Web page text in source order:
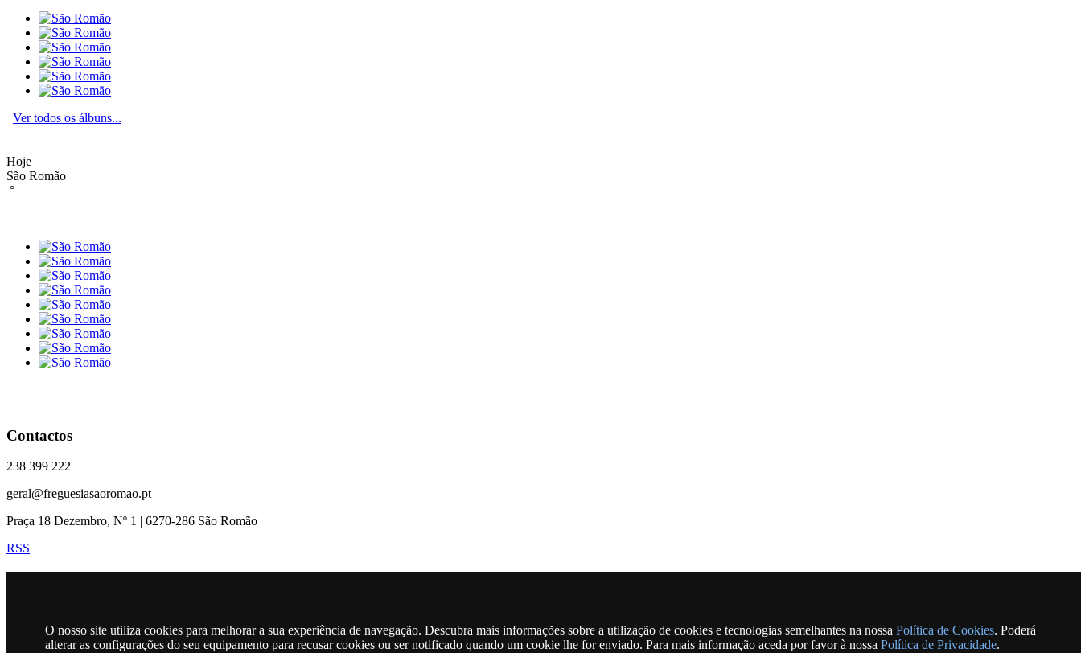
O nosso site utiliza cookies para melhorar a sua experiência de navegação. Descubra mais informações sobre a utilização de cookies e tecnologias semelhantes na nossa Política de Cookies. Poderá
alterar as configurações do seu equipamento para recusar cookies ou ser notificado quando um cookie lhe for enviado. Para mais informação aceda por favor à nossa Política de Privacidade.
Ver todos os álbuns...
Hoje
São Romão
°
Contactos
238 399 222
geral@freguesiasaoromao.pt
Praça 18 Dezembro, Nº 1 | 6270-286 São Romão
RSS